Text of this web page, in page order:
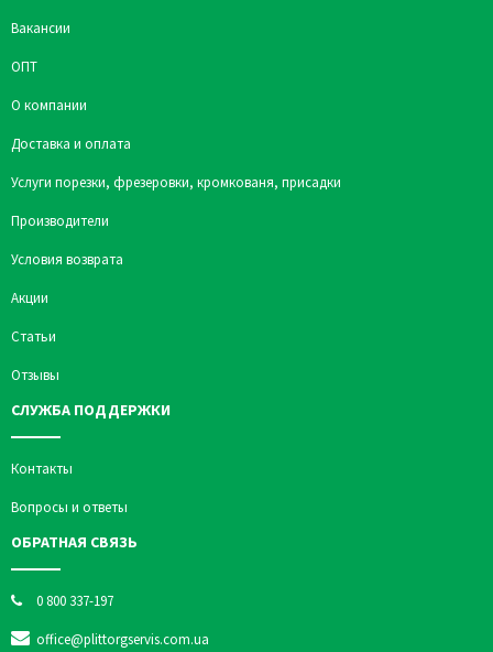
Вакансии
ОПТ
О компании
Доставка и оплата
Услуги порезки, фрезеровки, кромкованя, присадки
Производители
Условия возврата
Акции
Статьи
Отзывы
СЛУЖБА ПОДДЕРЖКИ
Контакты
Вопросы и ответы
ОБРАТНАЯ СВЯЗЬ
0 800 337-197
office@plittorgservis.com.ua